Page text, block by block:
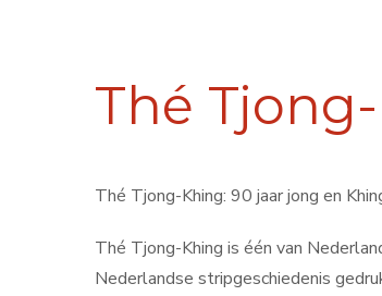
Thé
Thé Tjong-Khing: 90 jaar jong en
Thé Tjong-Khing is één van
Nederlandse stripgeschiedenis